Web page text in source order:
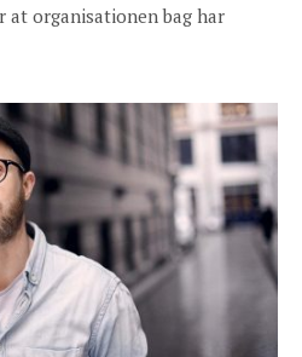
at organisationen bag har